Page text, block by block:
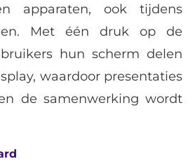
apparaten, ook tijdens
Met één druk op de
hun scherm delen
waardoor presentaties
de samenwerking wordt